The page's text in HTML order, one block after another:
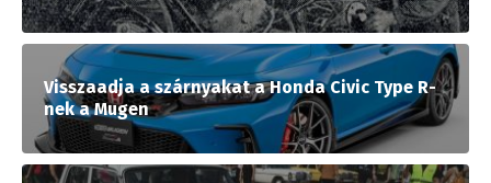
Visszaadja a szárnyakat a Honda Civic Type R-
nek a Mugen